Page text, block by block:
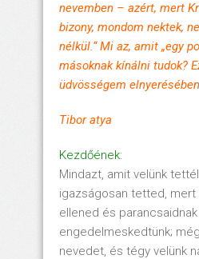
nevemben – azért, mert
bizony, mondom nektek,
nélkül.“ Mi az, amit „egy
másoknak kínálni tudok?
üdvösségem
Tibor atya
Kezdőének:
Mindazt, amit velünk
igazságosan tetted, mert
ellened és
engedelmeskedtünk;
nevedet, és tégy velünk